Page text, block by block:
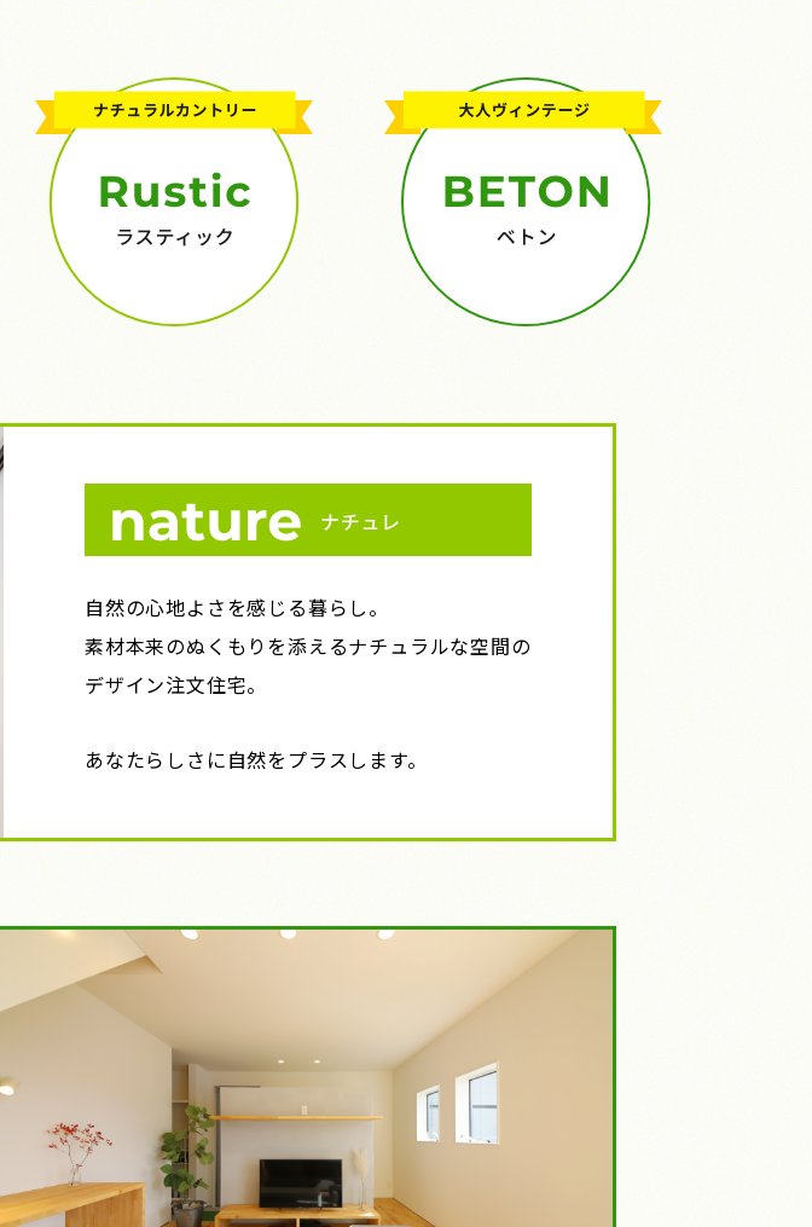
⾃然の⼼地よさを感じる暮らし。
素材本来のぬくもりを添えるナチュラルな空間の
デザイン注⽂住宅。
あなたらしさに自然をプラスします。